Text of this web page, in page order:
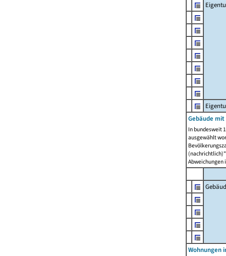
Gebäude
In bundesweit
ausgewählt
Abweichungen
Wohnungen